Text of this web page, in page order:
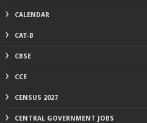
CALENDAR
CAT-B
CBSE
CCE
CENSUS 2027
CENTRAL GOVERNMENT JOBS